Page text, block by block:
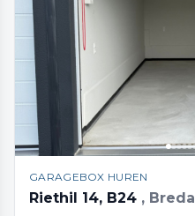
GARAGEBOX HUREN
Riethil 14, B24 , Breda